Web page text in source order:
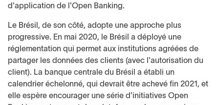
d'application de l'Open Banking.
Le Brésil, de son côté, adopte une approche plus
progressive. En mai 2020, le Brésil a déployé une
réglementation qui permet aux institutions agréées de
partager les données des clients (avec l'autorisation du
client). La banque centrale du Brésil a établi un
calendrier échelonné, qui devrait être achevé fin 2021, et
elle espère encourager une série d'initiatives Open